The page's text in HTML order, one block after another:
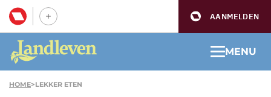
AANMELDEN
MENU
HOME>LEKKER ETEN